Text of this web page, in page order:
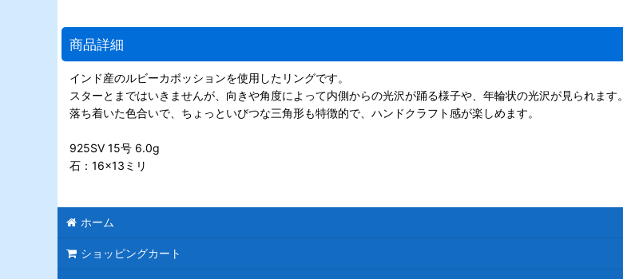
商品詳細
インド産のルビーカボッションを使用したリングです。
スターとまではいきませんが、向きや角度によって内側からの光沢が踊る様子や、年輪状の光沢が見られます。
落ち着いた色合いで、ちょっといびつな三角形も特徴的で、ハンドクラフト感が楽しめます。
925SV 15号 6.0g
石：16×13ミリ
ホーム
ショッピングカート